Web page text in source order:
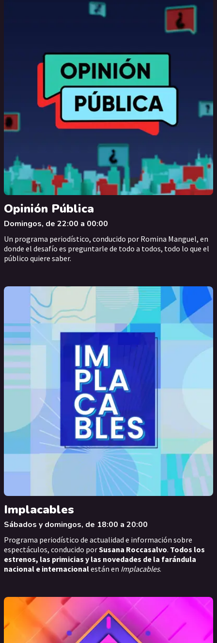
Opinión Pública
Domingos, de 22:00 a 00:00
Un programa periodístico, conducido por Romina Manguel, en
donde el desafío es preguntarle de todo a todos, todo lo que el
público quiere saber.
Implacables
Sábados y domingos, de 18:00 a 20:00
Programa periodístico de actualidad e información sobre
espectáculos, conducido porSusana Roccasalvo. Todos los
estrenos, las primicias y las novedades de la farándula
nacional e internacionalestán en Implacables.